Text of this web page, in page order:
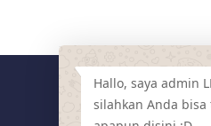
Hallo, saya admin
silahkan Anda bisa